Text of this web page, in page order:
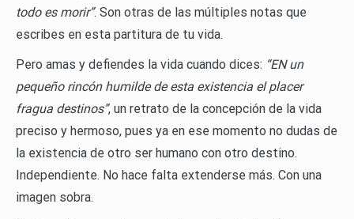
todo es morir”. Son otras de las múltiples notas que
escribes en esta partitura de tu vida.
Pero amas y defiendes la vida cuando dices: “EN un
pequeño rincón humilde de esta existencia el placer
fragua destinos”, un retrato de la concepción de la vida
preciso y hermoso, pues ya en ese momento no dudas de
la existencia de otro ser humano con otro destino.
Independiente. No hace falta extenderse más. Con una
imagen sobra.